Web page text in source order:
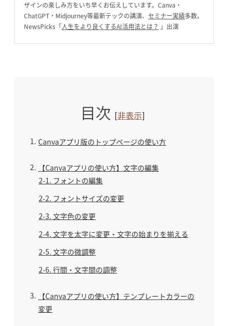
ザインの楽しみ方をいち早くお伝えしています。Canva・
ChatGPT・Midjourney等最新テックの講演、 セミナー実績多数。
NewsPicks「人生をより良くするAI活用法とは？ 」出演
目次 [非表示]
1 Canvaアプリ版のトップページの使い方
2
【Canvaアプリの使い方】文字の編集
2-1 フォントの編集
2-2 フォントサイズの変更
2-3 文字色の変更
2-4 文字を太字に変更・文字の始まりを揃える
2-5 文字の微調整
2-6 行間・文字間の調整
3
【Canvaアプリの使い方】テンプレートカラーの
変更